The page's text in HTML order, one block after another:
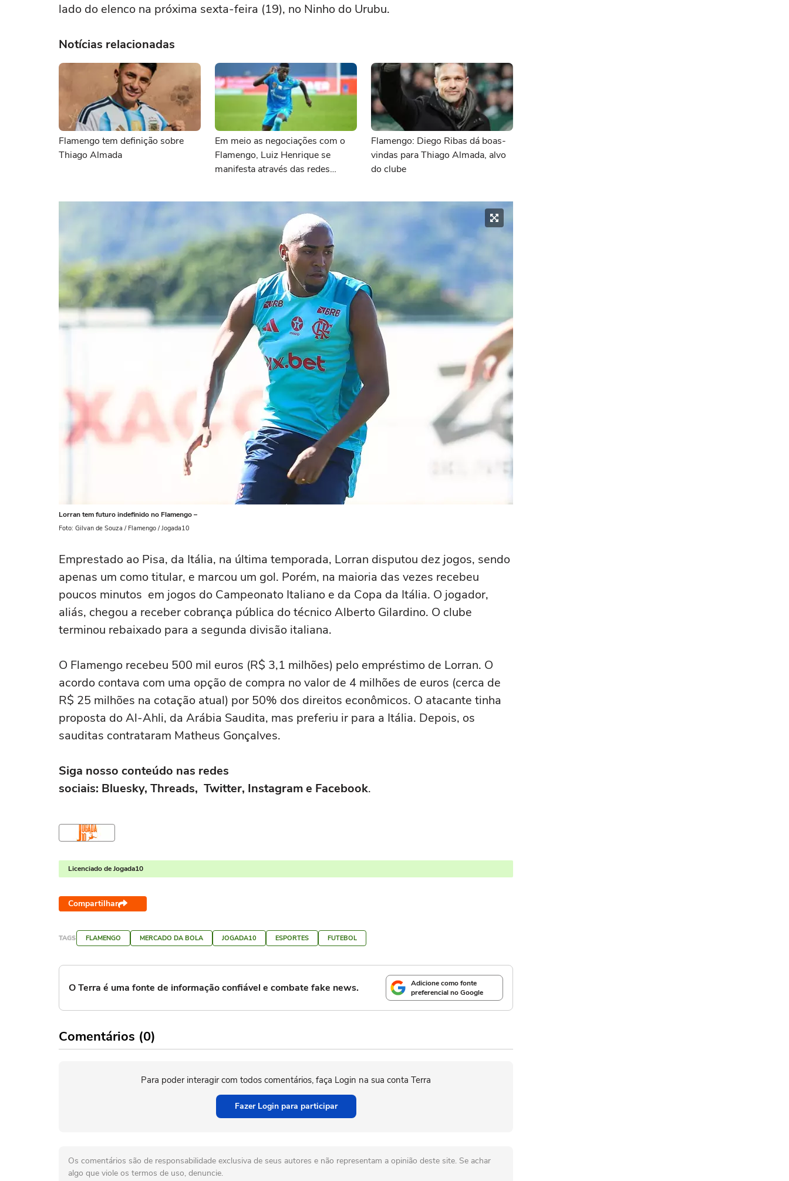
lado do elenco na próxima sexta-feira (19), no Ninho do Urubu.
Notícias relacionadas
Flamengo tem definição sobre
Thiago Almada
Em meio as negociações com o
Flamengo, Luiz Henrique se
manifesta através das redes
Flamengo: Diego Ribas dá boas-
vindas para Thiago Almada, alvo
do clube
Lorran tem futuro indefinido no Flamengo –
Foto: Gilvan de Souza / Flamengo / Jogada10
Emprestado ao Pisa, da Itália, na última temporada, Lorran disputou dez jogos, sendo
apenas um como titular, e marcou um gol. Porém, na maioria das vezes recebeu
poucos minutos em jogos do Campeonato Italiano e da Copa da Itália. O jogador,
aliás, chegou a receber cobrança pública do técnico Alberto Gilardino. O clube
terminou rebaixado para a segunda divisão italiana.
O Flamengo recebeu 500 mil euros (R$ 3,1 milhões) pelo empréstimo de Lorran. O
acordo contava com uma opção de compra no valor de 4 milhões de euros (cerca de
R$ 25 milhões na cotação atual) por 50% dos direitos econômicos. O atacante tinha
proposta do Al-Ahli, da Arábia Saudita, mas preferiu ir para a Itália. Depois, os
sauditas contrataram Matheus Gonçalves.
Siga nosso conteúdo nas redes
sociais: Bluesky, Threads, Twitter, Instagram e Facebook.
Licenciado de Jogada10
Compartilhar
TAGS FLAMENGO MERCADO DA BOLA JOGADA10 ESPORTES FUTEBOL
O Terra é uma fonte de informação confiável e combate fake news.
Adicione como fonte
preferencial no Google
Comentários (0)
Para poder interagir com todos comentários, faça Login na sua conta Terra
Fazer Login para participar
Os comentários são de responsabilidade exclusiva de seus autores e não representam a opinião deste site. Se achar
algo que viole os termos de uso, denuncie.